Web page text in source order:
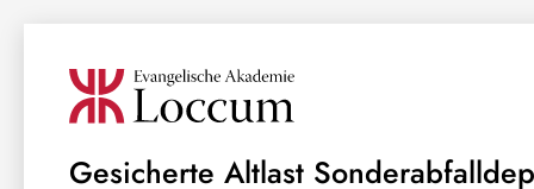
Gesicherte Altlast